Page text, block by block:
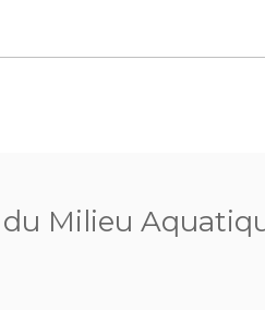
Milieu